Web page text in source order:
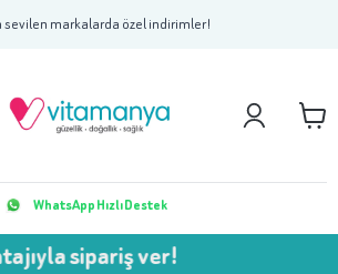
sevilen markalarda özel indirimler!
2 3
WhatsApp Hızlı Destek
sipariş ver!